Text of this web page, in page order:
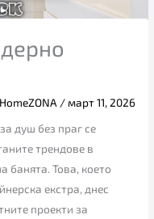
HomeZONA / март 11, 2026
душ без праг се
трендове в
банята. Това, което
екстра, днес
проекти за